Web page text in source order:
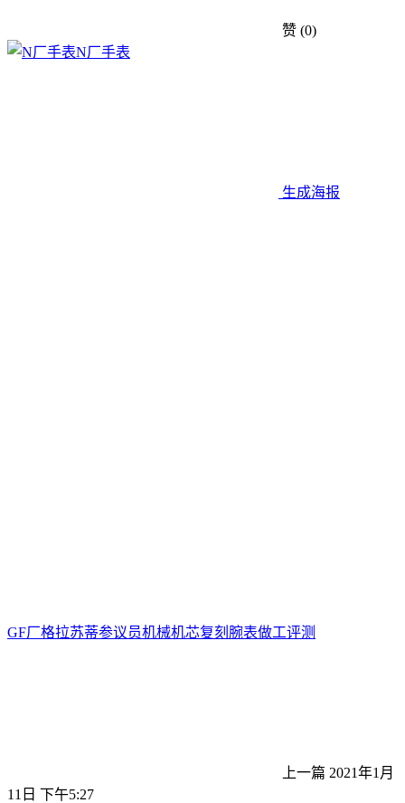
赞 (0)
N厂手表
生成海报
GF厂格拉苏蒂参议员机械机芯复刻腕表做工评测
上一篇 2021年1月
11日 下午5:27